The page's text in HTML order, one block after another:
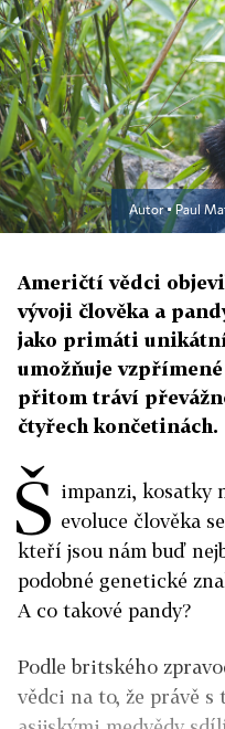
Autor ▪ Paul
Američtí vědci
vývoji člověka a
jako primáti
umožňuje
přitom tráví
čtyřech končetinách.
Š impanzi, kosatky
evoluce člověka
kteří jsou nám buď
podobné genetické
A co takové pandy?
Podle britského
vědci na to, že právě